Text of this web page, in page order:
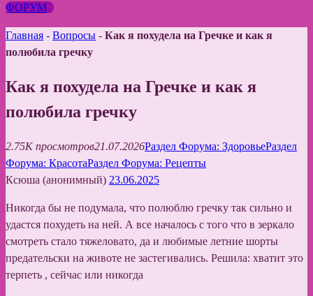
ФОРУМ
Главная - Вопросы - Как я похудела на Гречке и как я
полюбила гречку
Как я похудела на Гречке и как я
полюбила гречку
2.75K просмотров21.07.2026Раздел Форума: ЗдоровьеРаздел
Форума: КрасотаРаздел Форума: Рецепты
Ксюша (анонимный) 23.06.2025
Никогда бы не подумала, что полюблю гречку так сильно и
удастся похудеть на ней. А все началось с того что в зеркало
смотреть стало тяжеловато, да и любимые летние шорты
предательски на животе не застегивались. Решила: хватит это
терпеть , сейчас или никогда